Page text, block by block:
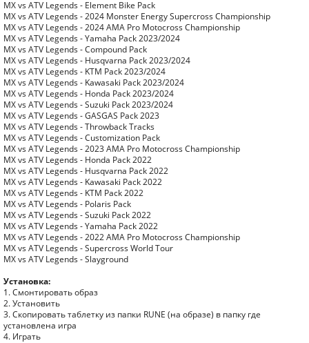
MX vs ATV Legends - Element Bike Pack
MX vs ATV Legends - 2024 Monster Energy Supercross Championship
MX vs ATV Legends - 2024 AMA Pro Motocross Championship
MX vs ATV Legends - Yamaha Pack 2023/2024
MX vs ATV Legends - Compound Pack
MX vs ATV Legends - Husqvarna Pack 2023/2024
MX vs ATV Legends - KTM Pack 2023/2024
MX vs ATV Legends - Kawasaki Pack 2023/2024
MX vs ATV Legends - Honda Pack 2023/2024
MX vs ATV Legends - Suzuki Pack 2023/2024
MX vs ATV Legends - GASGAS Pack 2023
MX vs ATV Legends - Throwback Tracks
MX vs ATV Legends - Customization Pack
MX vs ATV Legends - 2023 AMA Pro Motocross Championship
MX vs ATV Legends - Honda Pack 2022
MX vs ATV Legends - Husqvarna Pack 2022
MX vs ATV Legends - Kawasaki Pack 2022
MX vs ATV Legends - KTM Pack 2022
MX vs ATV Legends - Polaris Pack
MX vs ATV Legends - Suzuki Pack 2022
MX vs ATV Legends - Yamaha Pack 2022
MX vs ATV Legends - 2022 AMA Pro Motocross Championship
MX vs ATV Legends - Supercross World Tour
MX vs ATV Legends - Slayground
Установка:
1. Смонтировать образ
2. Установить
3. Скопировать таблетку из папки RUNE (на образе) в папку где
установлена игра
4. Играть